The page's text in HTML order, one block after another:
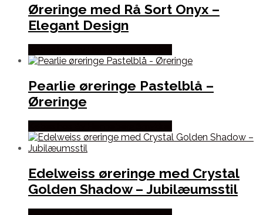
Øreringe med Rå Sort Onyx –
Elegant Design
Pearlie øreringe Pastelblå –
Øreringe
Edelweiss øreringe med Crystal
Golden Shadow – Jubilæumsstil